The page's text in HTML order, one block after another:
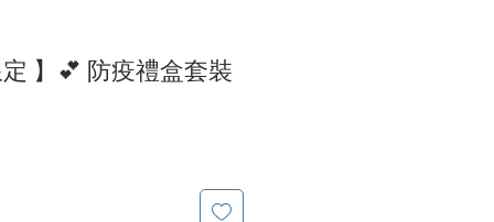
】💕 防疫禮盒套裝